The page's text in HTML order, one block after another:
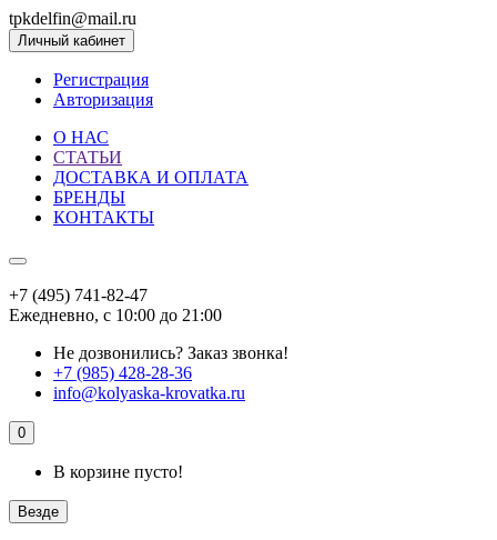
tpkdelfin@mail.ru
Личный кабинет
Регистрация
Авторизация
О НАС
СТАТЬИ
ДОСТАВКА И ОПЛАТА
БРЕНДЫ
КОНТАКТЫ
+7 (495) 741-82-47
Ежедневно, с 10:00 до 21:00
Не дозвонились? Заказ звонка!
+7 (985) 428-28-36
info@kolyaska-krovatka.ru
0
В корзине пусто!
Везде